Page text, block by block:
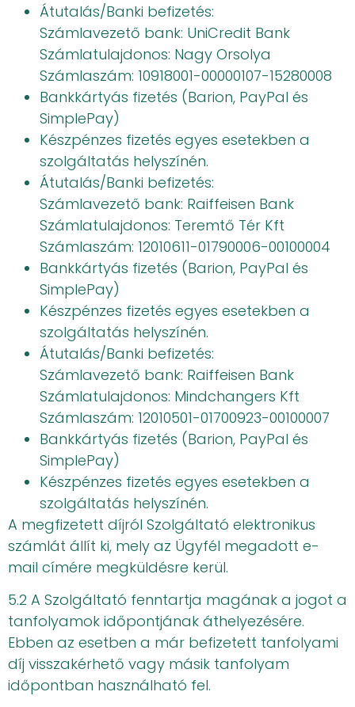
Átutalás/Banki befizetés:
Számlavezető bank: UniCredit Bank
Számlatulajdonos: Nagy Orsolya
Számlaszám: 10918001-00000107-15280008
Bankkártyás fizetés (Barion, PayPal és
SimplePay)
Készpénzes fizetés egyes esetekben a
szolgáltatás helyszínén.
Átutalás/Banki befizetés:
Számlavezető bank: Raiffeisen Bank
Számlatulajdonos: Teremtő Tér Kft
Számlaszám: 12010611-01790006-00100004
Bankkártyás fizetés (Barion, PayPal és
SimplePay)
Készpénzes fizetés egyes esetekben a
szolgáltatás helyszínén.
Átutalás/Banki befizetés:
Számlavezető bank: Raiffeisen Bank
Számlatulajdonos: Mindchangers Kft
Számlaszám: 12010501-01700923-00100007
Bankkártyás fizetés (Barion, PayPal és
SimplePay)
Készpénzes fizetés egyes esetekben a
szolgáltatás helyszínén.
A megfizetett díjról Szolgáltató elektronikus
számlát állít ki, mely az Ügyfél megadott e-
mail címére megküldésre kerül.
5.2 A Szolgáltató fenntartja magának a jogot a
tanfolyamok időpontjának áthelyezésére.
Ebben az esetben a már befizetett tanfolyami
díj visszakérhető vagy másik tanfolyam
időpontban használható fel.